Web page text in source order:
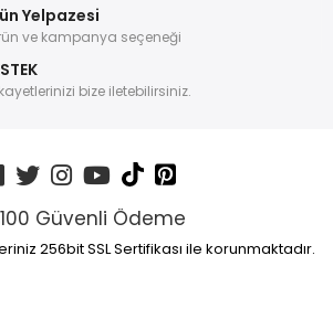
Yelpazesi
ve kampanya seçeneği
bize iletebilirsiniz.
Güvenli Ödeme
256bit SSL Sertifikası ile korunmaktadır.